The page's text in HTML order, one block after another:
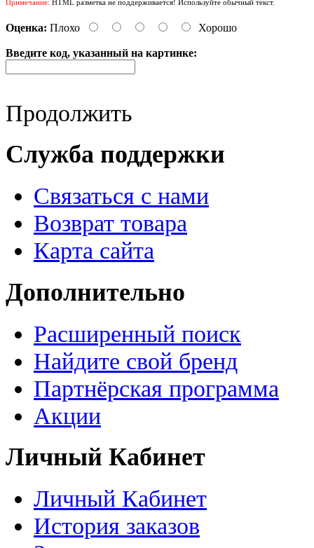
Примечание: HTML разметка не поддерживается! Используйте обычный текст.
Оценка: Плохо Хорошо
Введите код, указанный на картинке:
Продолжить
Служба поддержки
Связаться с нами
Возврат товара
Карта сайта
Дополнительно
Расширенный поиск
Найдите свой бренд
Партнёрская программа
Акции
Личный Кабинет
Личный Кабинет
История заказов